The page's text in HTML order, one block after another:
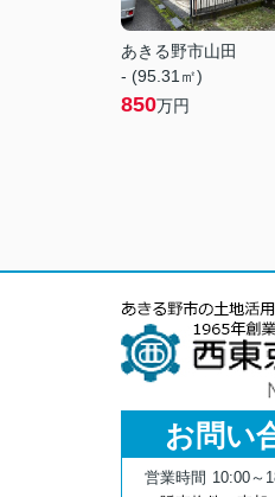
あきる野市山田
- (95.31㎡)
850万円
お問い
営業時間 10:00～